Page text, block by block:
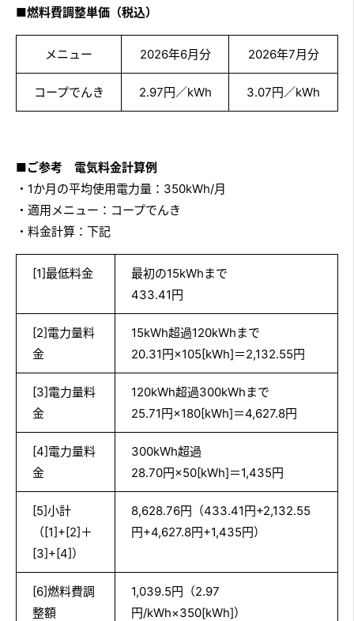
■燃料費調整単価（税込）
メニュー 2026年6月分 2026年7月分
コープでんき 2.97円／kWh 3.07円／kWh
■ご参考 電気料金計算例
・1か月の平均使用電力量：350kWh/月
・適用メニュー：コープでんき
・料金計算：下記
[1]最低料金
最初の15kWhまで
433.41円
[2]電力量料
金
15kWh超過120kWhまで
20.31円×105[kWh]＝2,132.55円
[3]電力量料
金
120kWh超過300kWhまで
25.71円×180[kWh]＝4,627.8円
[4]電力量料
金
300kWh超過
28.70円×50[kWh]＝1,435円
[5]小計
（[1]+[2]＋
[3]+[4]）
8,628.76円（433.41円+2,132.55
円+4,627.8円+1,435円）
[6]燃料費調
整額
1,039.5円（2.97
円/kWh×350[kWh]）